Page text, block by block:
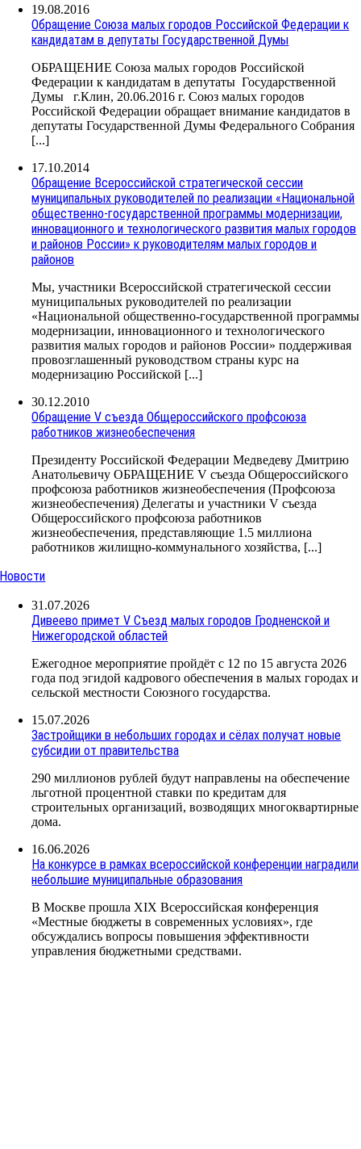
19.08.2016
Обращение Союза малых городов Российской Федерации к
кандидатам в депутаты Государственной Думы
ОБРАЩЕНИЕ Союза малых городов Российской
Федерации к кандидатам в депутаты Государственной
Думы г.Клин, 20.06.2016 г. Союз малых городов
Российской Федерации обращает внимание кандидатов в
депутаты Государственной Думы Федерального Собрания
[...]
17.10.2014
Обращение Всероссийской стратегической сессии
муниципальных руководителей по реализации «Национальной
общественно-государственной программы модернизации,
инновационного и технологического развития малых городов
и районов России» к руководителям малых городов и
районов
Мы, участники Всероссийской стратегической сессии
муниципальных руководителей по реализации
«Национальной общественно-государственной программы
модернизации, инновационного и технологического
развития малых городов и районов России» поддерживая
провозглашенный руководством страны курс на
модернизацию Российской [...]
30.12.2010
Обращение V съезда Общероссийского профсоюза
работников жизнеобеспечения
Президенту Российской Федерации Медведеву Дмитрию
Анатольевичу ОБРАЩЕНИЕ V съезда Общероссийского
профсоюза работников жизнеобеспечения (Профсоюза
жизнеобеспечения) Делегаты и участники V съезда
Общероссийского профсоюза работников
жизнеобеспечения, представляющие 1.5 миллиона
работников жилищно-коммунального хозяйства, [...]
Новости
31.07.2026
Дивеево примет V Съезд малых городов Гродненской и
Нижегородской областей
Ежегодное мероприятие пройдёт с 12 по 15 августа 2026
года под эгидой кадрового обеспечения в малых городах и
сельской местности Союзного государства.
15.07.2026
Застройщики в небольших городах и сёлах получат новые
субсидии от правительства
290 миллионов рублей будут направлены на обеспечение
льготной процентной ставки по кредитам для
строительных организаций, возводящих многоквартирные
дома.
16.06.2026
На конкурсе в рамках всероссийской конференции наградили
небольшие муниципальные образования
В Москве прошла XIX Всероссийская конференция
«Местные бюджеты в современных условиях», где
обсуждались вопросы повышения эффективности
управления бюджетными средствами.